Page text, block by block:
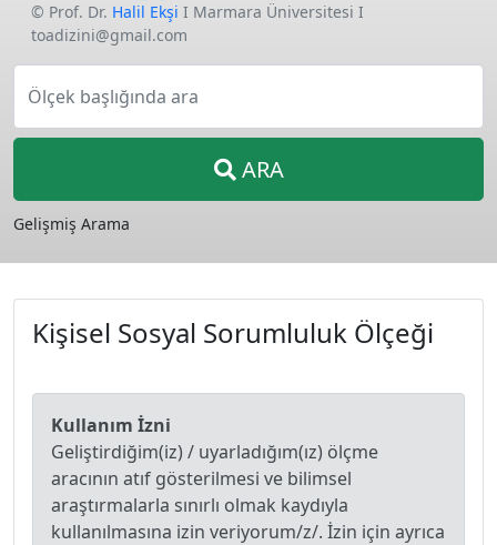
© Prof. Dr. Halil Ekşi I Marmara Üniversitesi I
toadizini@gmail.com
Ölçek başlığında ara
ARA
Gelişmiş Arama
Kişisel Sosyal Sorumluluk Ölçeği
Kullanım İzni
Geliştirdiğim(iz) / uyarladığım(ız) ölçme
aracının atıf gösterilmesi ve bilimsel
araştırmalarla sınırlı olmak kaydıyla
kullanılmasına izin veriyorum/z/. İzin için ayrıca